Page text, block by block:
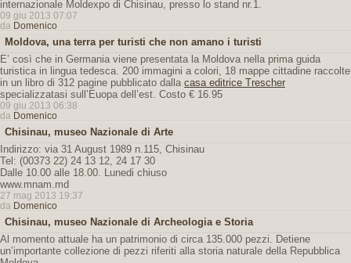
internazionale Moldexpo di Chisinau, presso lo stand nr.1.
09 giu 2013 07:07
da Domenico
Moldova, una terra per turisti che non amano i turisti
E’ così che in Germania viene presentata la Moldova nella prima guida
turistica in lingua tedesca. 200 immagini a colori, 18 mappe cittadine raccolte
in un libro di 312 pagine pubblicato dalla casa editrice Trescher
specializzatasi sull’Euopa dell’est. Costo € 16.95
09 giu 2013 06:38
da Domenico
Chisinau, museo Nazionale di Arte
Indirizzo: via 31 August 1989 n.115, Chisinau
Tel: (00373 22) 24 13 12, 24 17 30
Dalle 10.00 alle 18.00. Lunedi chiuso
www.mnam.md
27 mag 2013 19:37
da Domenico
Chisinau, museo Nazionale di Archeologia e Storia
Al momento attuale ha un patrimonio di circa 135.000 pezzi. Detiene
un’importante collezione di pezzi riferiti alla storia naturale della Repubblica